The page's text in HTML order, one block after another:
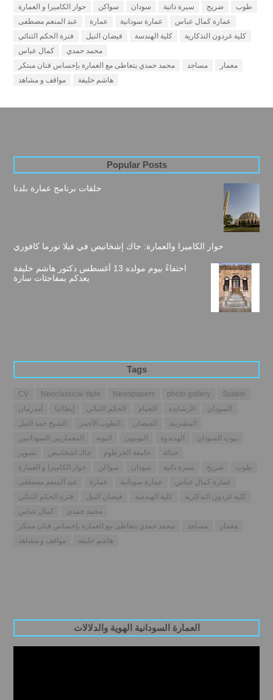
حوار الكاميرا و العمارة
سواكن سودان سيرة ذاتية ضريح
طوب
عبد المنعم مصطفى
عمارة عمارة سودانية
عمارة كمال عباس
فترة الحكم الثنائي
فيضان النيل كلية الهندسة
كلية غردون التذكارية
كمال عباس
محمد حمدي
محمد حمدي يتعاطى مع العمارة بإحساس فنان مبتكر
مساجد
معمار
مواقف و مشاهد
هاشم خليفة
Popular Posts
حلقات برنامج عمارة بلدنا
حوار الكاميرا والعمارة: جاك إشخانيص في فيلا نورما كافوري
احتفاءً بيوم مولده 13 أغسطس دكتور هاشم خليفة
يعدكم بمفاجئات سارة
Tags
CV Neoclassical style Newspapers photo gallery
Suakin
أمدرمان
إيطاليا الحكم الثنائي الخيام الرشايدة
السودان
الشيخ حمد النيل
الطوب الأحمر الفيضان
المشربية
المعماريين السودانيين
النوبة النوبيون الهدندوة
بيوت السودان
تصوير
جاك اشخانيص جامعة الخرطوم
حداثة
حوار الكاميرا و العمارة
سواكن سودان سيرة ذاتية ضريح
طوب
عبد المنعم مصطفى
عمارة عمارة سودانية
عمارة كمال عباس
فترة الحكم الثنائي
فيضان النيل كلية الهندسة
كلية غردون التذكارية
كمال عباس
محمد حمدي
محمد حمدي يتعاطى مع العمارة بإحساس فنان مبتكر
مساجد
معمار
مواقف و مشاهد
هاشم خليفة
العمارة السودانية الهوية والدلالات